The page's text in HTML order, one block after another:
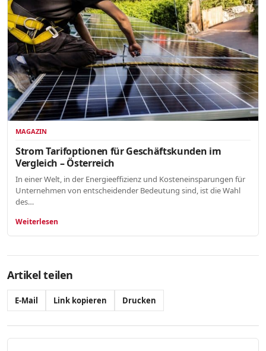
MAGAZIN
Strom Tarifoptionen für Geschäftskunden im
Vergleich – Österreich
In einer Welt, in der Energieeffizienz und Kosteneinsparungen für
Unternehmen von entscheidender Bedeutung sind, ist die Wahl
des…
Weiterlesen
Artikel teilen
E-Mail Link kopieren Drucken